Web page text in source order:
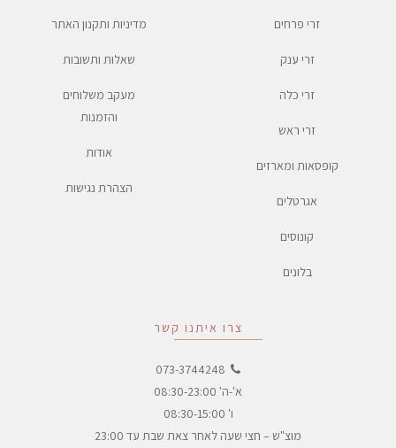
צרו איתנו קשר
073-3744248
א'-ה' 08:30-23:00
ו' 08:30-15:00
מוצ"ש – חצי שעה לאחר צאת שבת עד 23:00
זרי פרחים
זרי ענק
זרי כלה
זרי ראש
קופסאות ומארזים
אגרטלים
קונוסים
בלונים
מדיניות ותקנון האתר
שאלות ותשובות
מעקב משלוחים
והזמנות
אודות
הצהרת נגישות